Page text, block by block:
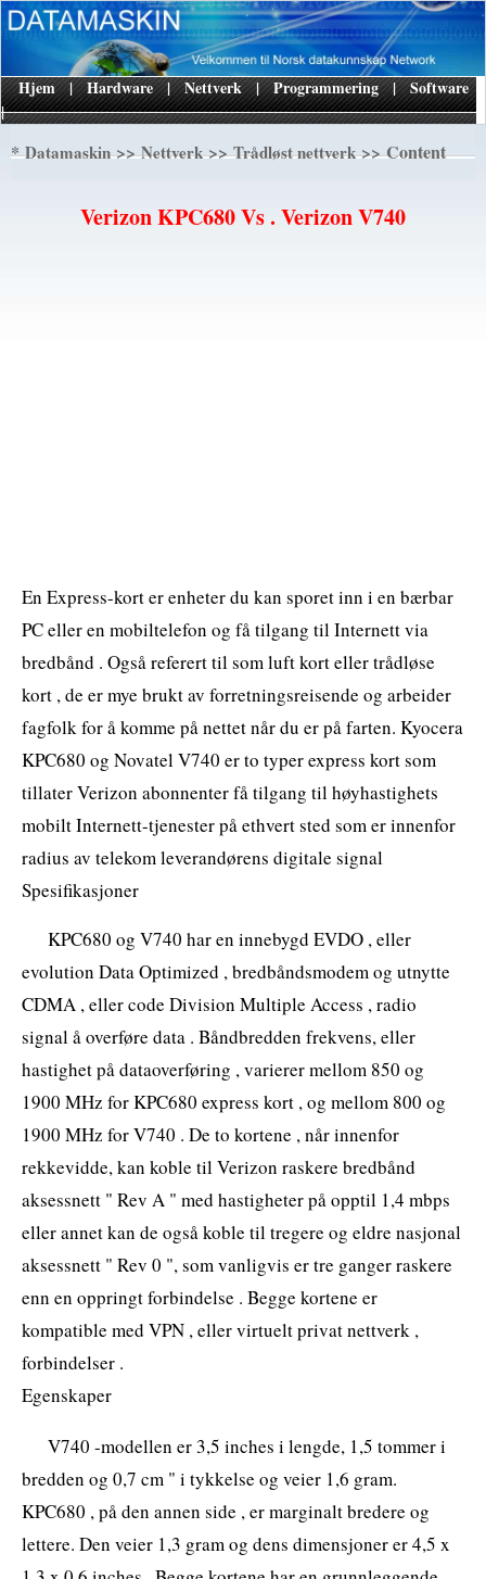
|
Hjem | Hardware | Nettverk | Programmering | Software
*Datamaskin>>Nettverk>>Trådløst nettverk>> Content
Verizon KPC680 Vs . Verizon V740
En Express-kort er enheter du kan sporet inn i en bærbar
PC eller en mobiltelefon og få tilgang til Internett via
bredbånd . Også referert til som luft kort eller trådløse
kort , de er mye brukt av forretningsreisende og arbeider
fagfolk for å komme på nettet når du er på farten. Kyocera
KPC680 og Novatel V740 er to typer express kort som
tillater Verizon abonnenter få tilgang til høyhastighets
mobilt Internett-tjenester på ethvert sted som er innenfor
radius av telekom leverandørens digitale signal
Spesifikasjoner
KPC680 og V740 har en innebygd EVDO , eller
evolution Data Optimized , bredbåndsmodem og utnytte
CDMA , eller code Division Multiple Access , radio
signal å overføre data . Båndbredden frekvens, eller
hastighet på dataoverføring , varierer mellom 850 og
1900 MHz for KPC680 express kort , og mellom 800 og
1900 MHz for V740 . De to kortene , når innenfor
rekkevidde, kan koble til Verizon raskere bredbånd
aksessnett " Rev A " med hastigheter på opptil 1,4 mbps
eller annet kan de også koble til tregere og eldre nasjonal
aksessnett " Rev 0 ", som vanligvis er tre ganger raskere
enn en oppringt forbindelse . Begge kortene er
kompatible med VPN , eller virtuelt privat nettverk ,
forbindelser .
Egenskaper
V740 -modellen er 3,5 inches i lengde, 1,5 tommer i
bredden og 0,7 cm " i tykkelse og veier 1,6 gram.
KPC680 , på den annen side , er marginalt bredere og
lettere. Den veier 1,3 gram og dens dimensjoner er 4,5 x